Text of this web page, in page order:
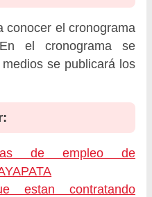
conocer el cronograma
el cronograma se
se publicará los
de empleo de
estan contratando